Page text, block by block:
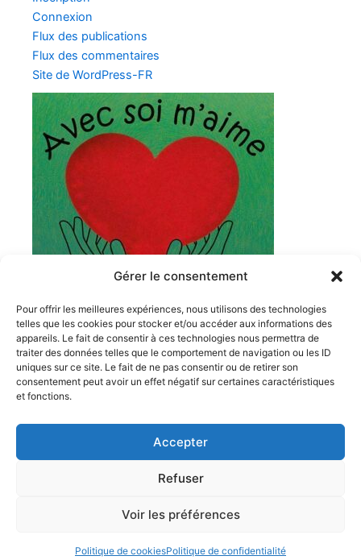
Gérer le consentement
Pour offrir les meilleures expériences, nous utilisons des technologies
telles que les cookies pour stocker et/ou accéder aux informations des
appareils. Le fait de consentir à ces technologies nous permettra de
traiter des données telles que le comportement de navigation ou les ID
uniques sur ce site. Le fait de ne pas consentir ou de retirer son
consentement peut avoir un effet négatif sur certaines caractéristiques
et fonctions.
Accepter
Refuser
Voir les préférences
Politique de cookiesPolitique de confidentialité
Connexion
Flux des publications
Flux des commentaires
Site de WordPress-FR
1 Cours Moreau
71000 Mâcon FRANCE
06 26 46 58 36
>>> Facebook >>> Instagram
WordPress Astra